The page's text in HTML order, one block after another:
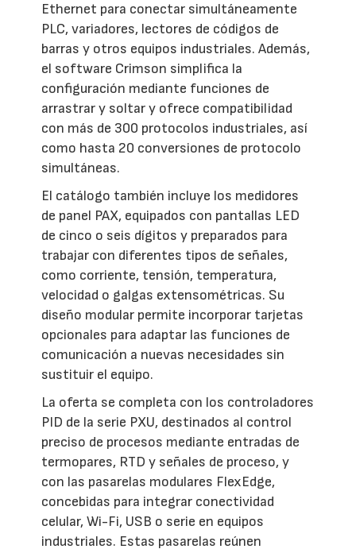
Ethernet para conectar simultáneamente
PLC, variadores, lectores de códigos de
barras y otros equipos industriales. Además,
el software Crimson simplifica la
configuración mediante funciones de
arrastrar y soltar y ofrece compatibilidad
con más de 300 protocolos industriales, así
como hasta 20 conversiones de protocolo
simultáneas.
El catálogo también incluye los medidores
de panel PAX, equipados con pantallas LED
de cinco o seis dígitos y preparados para
trabajar con diferentes tipos de señales,
como corriente, tensión, temperatura,
velocidad o galgas extensométricas. Su
diseño modular permite incorporar tarjetas
opcionales para adaptar las funciones de
comunicación a nuevas necesidades sin
sustituir el equipo.
La oferta se completa con los controladores
PID de la serie PXU, destinados al control
preciso de procesos mediante entradas de
termopares, RTD y señales de proceso, y
con las pasarelas modulares FlexEdge,
concebidas para integrar conectividad
celular, Wi-Fi, USB o serie en equipos
industriales. Estas pasarelas reúnen